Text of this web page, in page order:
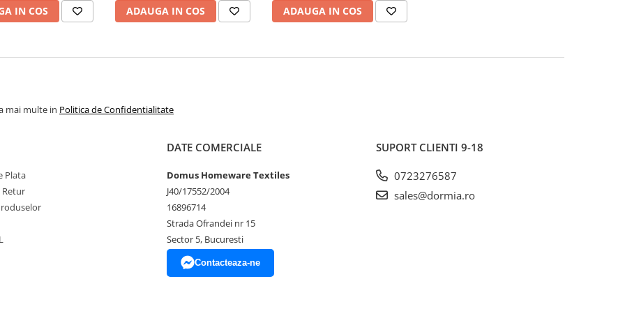
IN COS ADAUGA IN COS ADAUGA IN COS
mai multe in Politica de Confidentialitate
Plata
Retur
DATE COMERCIALE
Domus Homeware Textiles
J40/17552/2004
16896714
Strada Ofrandei nr 15
Sector 5, Bucuresti
Contacteaza-ne
SUPORT CLIENTI 9-18
0723276587
sales@dormia.ro